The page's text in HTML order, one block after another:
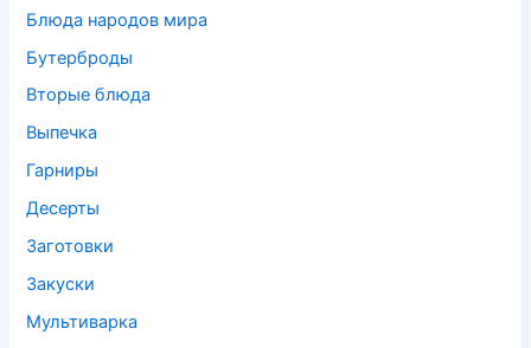
Блюда народов мира
Бутерброды
Вторые блюда
Выпечка
Гарниры
Десерты
Заготовки
Закуски
Мультиварка